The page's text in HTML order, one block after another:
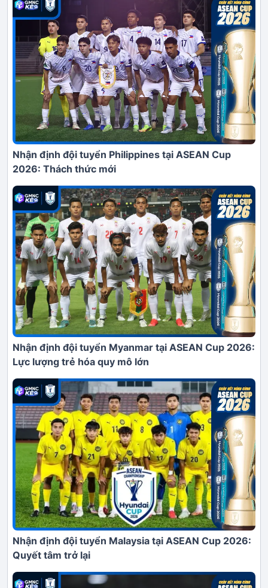
Nhận định đội tuyển Philippines tại ASEAN Cup
2026: Thách thức mới
Nhận định đội tuyển Myanmar tại ASEAN Cup 2026:
Lực lượng trẻ hóa quy mô lớn
Nhận định đội tuyển Malaysia tại ASEAN Cup 2026:
Quyết tâm trở lại